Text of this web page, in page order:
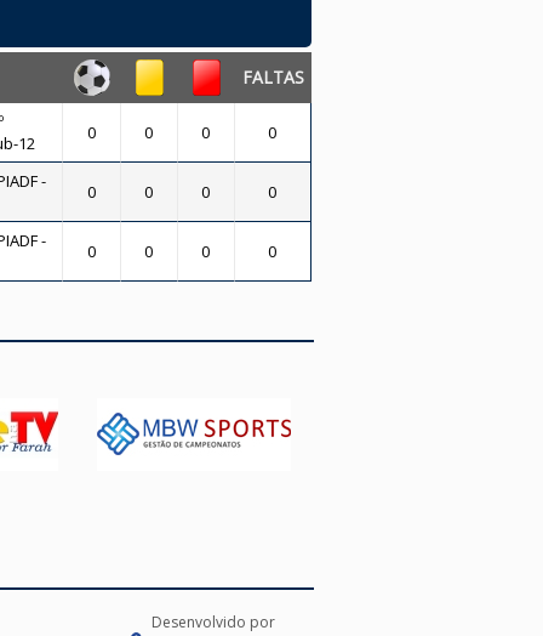
FALTAS
12
0 0 0 0
-
0 0 0 0
-
0 0 0 0
Desenvolvido por